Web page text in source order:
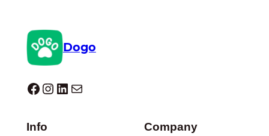
Dogo
Dogo facebook InstagramLinkedIn E-Mail
Info Company